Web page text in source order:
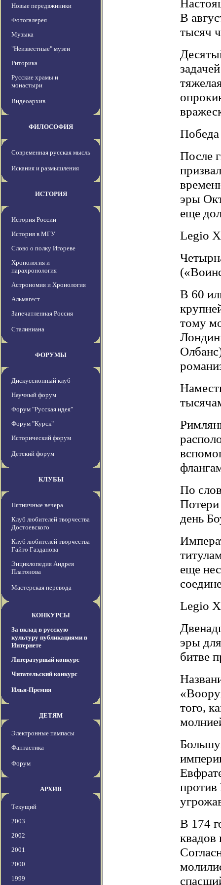
Новые передвжиники
Фотогалерея
Музыка
"Неизвестные" музеи
Риторика
Русские храмы и
монастыри
Видеоархив
ФИЛОСОФИЯ
Современная русская мысль
Искания и размышления
ИСТОРИЯ
История России
История в МГУ
Слово о полку Игореве
Хронология и
парахронология
Астрономия и Хронология
Альмагест
Запечатленная Россия
Сталиниана
ФОРУМЫ
Дискуссионный клуб
Научный форум
Форум "Русская идея"
Форум "Курск"
Исторический форум
Детский форум
КЛУБЫ
Пятничные вечера
Клуб любителей творчества
Достоевского
Клуб любителей творчества
Гайто Газданова
Энциклопедия Андрея
Платонова
Мастерская перевода
КОНКУРСЫ
За вклад в русскую
культуру публикациями в
Интернете
Литературный конкурс
Читательский конкурс
Илья-Премия
ДЕТЯМ
Электронные пампасы
Фантастика
Форум
АРХИВ
Текущий
2003
2002
2001
2000
1999
В
тысяч
Победа
После
эры
еще
Legio
В 60
тому
По
день
еще
Legio
эры
битве
того,
против
В 174